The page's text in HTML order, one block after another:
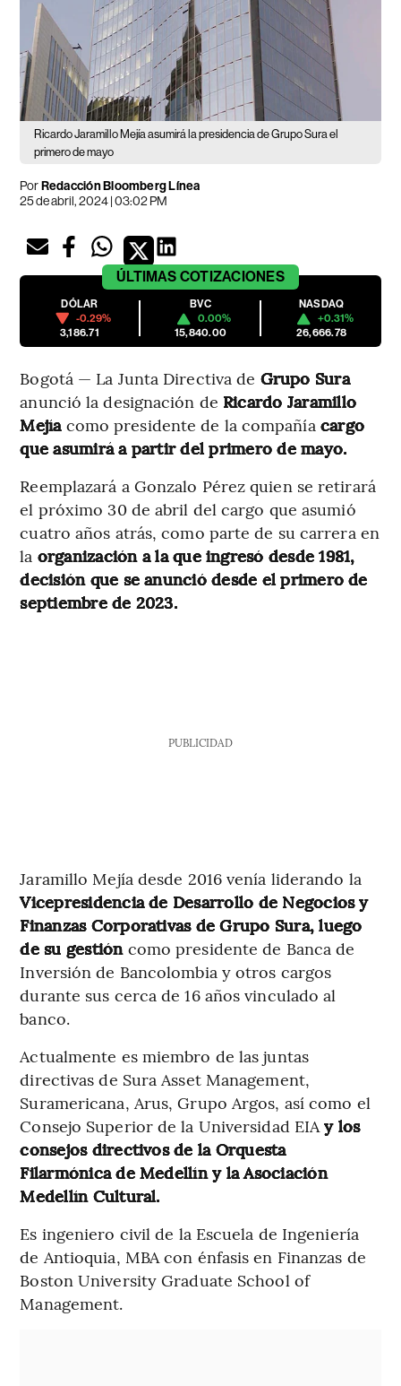
Ricardo Jaramillo Mejía asumirá la presidencia de Grupo Sura el
primero de mayo
PorRedacción Bloomberg Línea
25 de abril, 2024 | 03:02 PM
ÚLTIMAS COTIZACIONES
DÓLAR
-0.29%
3,186.71
BVC
0.00%
15,840.00
NASDAQ
+0.31%
26,666.78
Bogotá — La Junta Directiva de Grupo Sura
anunció la designación de Ricardo Jaramillo
Mejíacomo presidente de la compañía cargo
que asumirá a partir del primero de mayo.
Reemplazará a Gonzalo Pérez quien se retirará
el próximo 30 de abril del cargo que asumió
cuatro años atrás, como parte de su carrera en
la organización a la que ingresó desde 1981,
decisión que se anunció desde el primero de
septiembre de 2023.
PUBLICIDAD
Jaramillo Mejía desde 2016 venía liderando la
Vicepresidencia de Desarrollo de Negocios y
Finanzas Corporativas de Grupo Sura, luego
de su gestióncomo presidente de Banca de
Inversión de Bancolombia y otros cargos
durante sus cerca de 16 años vinculado al
banco.
Actualmente es miembro de las juntas
directivas de Sura Asset Management,
Suramericana, Arus, Grupo Argos, así como el
Consejo Superior de la Universidad EIAy los
consejos directivos de la Orquesta
Filarmónica de Medellín y la Asociación
Medellín Cultural.
Es ingeniero civil de la Escuela de Ingeniería
de Antioquia, MBA con énfasis en Finanzas de
Boston University Graduate School of
Management.